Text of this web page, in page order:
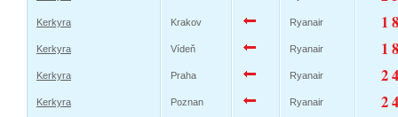
Kerkyra Krakov Ryanair 1
Kerkyra Vídeň Ryanair 1
Kerkyra Praha Ryanair 2
Kerkyra Poznan Ryanair 2